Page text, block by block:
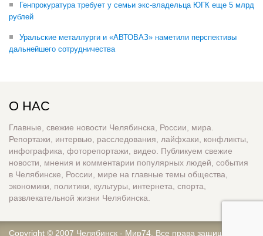
Генпрокуратура требует у семьи экс-владельца ЮГК еще 5 млрд
рублей
Уральские металлурги и «АВТОВАЗ» наметили перспективы
дальнейшего сотрудничества
О НАС
Главные, свежие новости Челябинска, России, мира.
Репортажи, интервью, расследования, лайфхаки, конфликты,
инфографика, фоторепортажи, видео. Публикуем свежие
новости, мнения и комментарии популярных людей, события
в Челябинске, России, мире на главные темы общества,
экономики, политики, культуры, интернета, спорта,
развлекательной жизни Челябинска.
Copyright © 2007 Челябинск - Мир74 . Все права защищены.